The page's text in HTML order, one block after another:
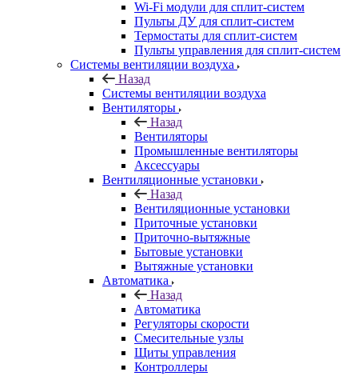
Wi-Fi модули для сплит-систем
Пульты ДУ для сплит-систем
Термостаты для сплит-систем
Пульты управления для сплит-систем
Системы вентиляции воздуха
Назад
Системы вентиляции воздуха
Вентиляторы
Назад
Вентиляторы
Промышленные вентиляторы
Аксессуары
Вентиляционные установки
Назад
Вентиляционные установки
Приточные установки
Приточно-вытяжные
Бытовые установки
Вытяжные установки
Автоматика
Назад
Автоматика
Регуляторы скорости
Смесительные узлы
Щиты управления
Контроллеры